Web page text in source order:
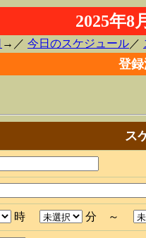
2025年
→／ 今日のスケジュール ／
登
ス
時 分 ～